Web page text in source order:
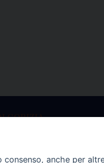
anche per